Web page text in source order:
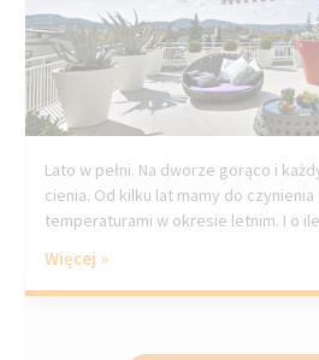
Lato w pełni. Na dworze gorąco i
cienia. Od kilku lat mamy do
temperaturami w okresie letnim. I o
Więcej »